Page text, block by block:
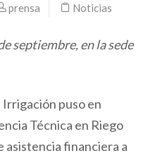
prensa Noticias
septiembre, en la sede
puso en
Técnica en Riego
asistencia financiera a